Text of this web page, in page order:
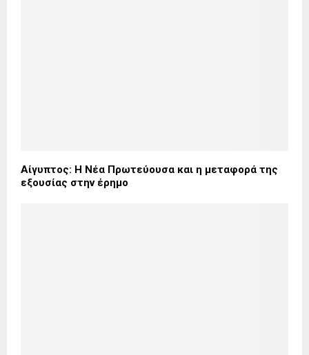
Αίγυπτος: Η Νέα Πρωτεύουσα και η μεταφορά της
εξουσίας στην έρημο